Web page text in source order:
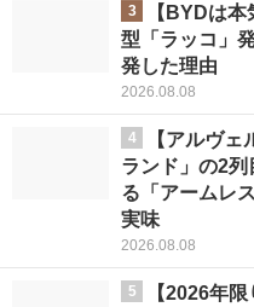
3
【BYDは
型「ラッコ」
発した理由
2026.08.08
4
【アルヴ
ランド」の2
る「アームレ
実味
2026.08.08
5
【2026年